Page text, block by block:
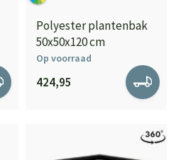
Polyester plantenbak
50x50x120 cm
Op voorraad
424,95